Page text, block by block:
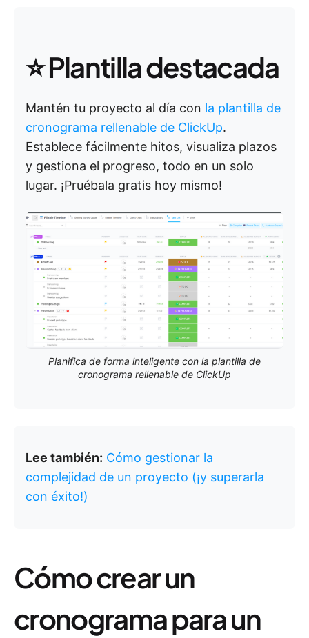
⭐ Plantilla destacada
Mantén tu proyecto al día con la plantilla de
cronograma rellenable de ClickUp.
Establece fácilmente hitos, visualiza plazos
y gestiona el progreso, todo en un solo
lugar. ¡Pruébala gratis hoy mismo!
Planifica de forma inteligente con la plantilla de
cronograma rellenable de ClickUp
Lee también: Cómo gestionar la
complejidad de un proyecto (¡y superarla
con éxito!)
Cómo crear un
cronograma para un